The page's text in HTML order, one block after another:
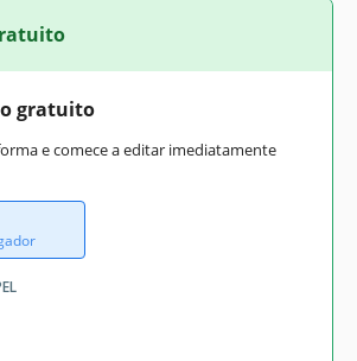
gratuito
e comece a editar imediatamente